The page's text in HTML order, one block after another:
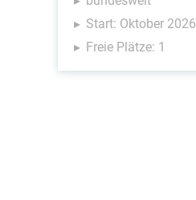
Start: Oktober 2026
Freie Plätze: 1